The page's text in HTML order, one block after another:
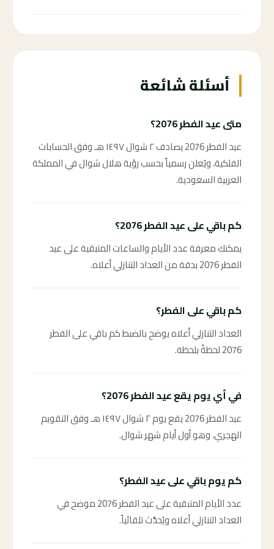
أسئلة شائعة
متى عيد الفطر 2076؟
عيد الفطر 2076 يصادف ٢ شوال ١٤٩٧ هـ وفق الحسابات
الفلكية، ويُعلن رسمياً بحسب رؤية هلال شوال في المملكة
العربية السعودية.
كم باقي على عيد الفطر 2076؟
يمكنك معرفة عدد الأيام والساعات المتبقية على عيد
الفطر 2076 بدقة من العداد التنازلي أعلاه.
كم باقي على الفطر؟
العداد التنازلي أعلاه يوضح بالضبط كم باقي على الفطر
2076 لحظةً بلحظة.
في أي يوم يقع عيد الفطر 2076؟
عيد الفطر 2076 يقع يوم ٢ شوال ١٤٩٧ هـ وفق التقويم
الهجري، وهو أول أيام شهر شوال.
كم يوم باقي على عيد الفطر؟
عدد الأيام المتبقية على عيد الفطر 2076 موضح في
العداد التنازلي أعلاه ويُحدَّث تلقائياً.